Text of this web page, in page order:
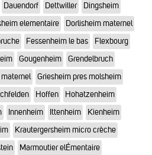
Dauendorf Dettwiller
Dingsheim
elementaire
Dorlisheim maternel
Fessenheim le bas
Flexbourg
Gougenheim
Grendelbruch
maternel
Griesheim pres molsheim
Hoffen
Hohatzenheim
Innenheim Ittenheim
Kienheim
Krautergersheim micro crèche
Marmoutier elÉmentaire